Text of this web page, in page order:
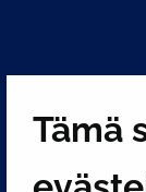
Tämä